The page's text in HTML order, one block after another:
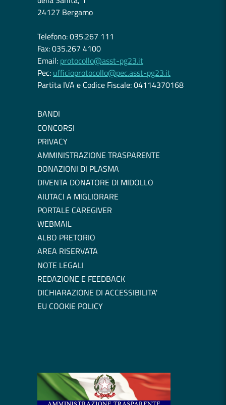
24127 Bergamo
Telefono: 035.267 111
Fax: 035.267 4100
Email: protocollo@asst-pg23.it
Pec: ufficioprotocollo@pec.asst-pg23.it
Partita IVA e Codice Fiscale: 04114370168
BANDI
CONCORSI
PRIVACY
AMMINISTRAZIONE TRASPARENTE
DONAZIONI DI PLASMA
DIVENTA DONATORE DI MIDOLLO
AIUTACI A MIGLIORARE
PORTALE CAREGIVER
WEBMAIL
ALBO PRETORIO
AREA RISERVATA
NOTE LEGALI
REDAZIONE E FEEDBACK
DICHIARAZIONE DI ACCESSIBILITA'
EU COOKIE POLICY